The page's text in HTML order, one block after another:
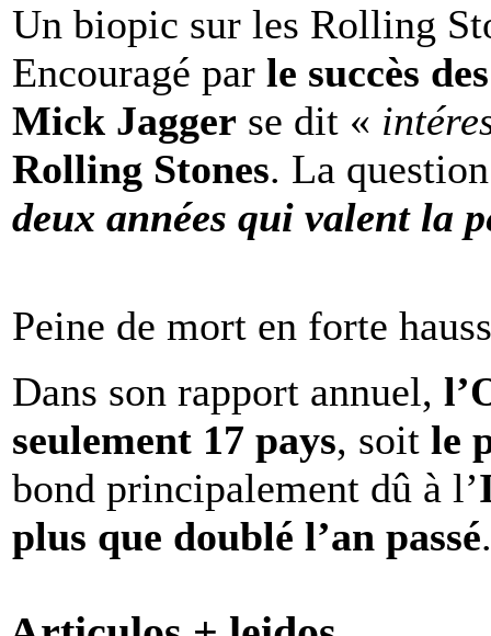
Un biopic sur les Rolling
Encouragé par le succès
Mick Jagger se dit «
Rolling Stones. La
deux années qui valent la
Peine de mort en forte
Dans son rapport annuel,
seulement 17 pays, soit le
bond principalement dû à l’
plus que doublé l’an passé.